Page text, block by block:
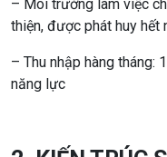
– Môi trường làm việc
thiện, được phát huy hết
– Thu nhập hàng tháng:
năng lực